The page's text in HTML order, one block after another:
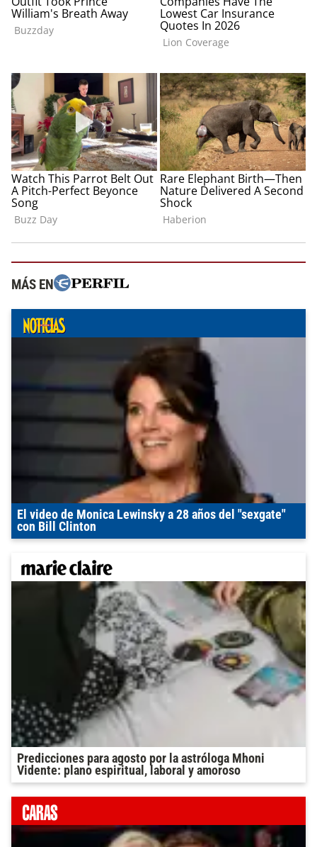
MÁS EN
El video de Monica Lewinsky a 28 años del "sexgate"
con Bill Clinton
Predicciones para agosto por la astróloga Mhoni
Vidente: plano espiritual, laboral y amoroso